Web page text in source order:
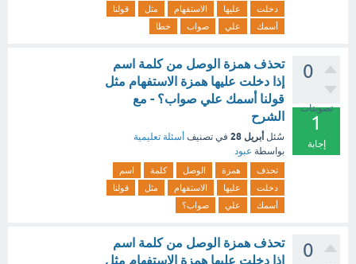
دخلت عليها الاستفهام مثل
قولنا
أسمك
علي صواب خطا
0
تصويتات
1
إجابة
تحذف همزة الوصل من كلمة اسم
إذا دخلت عليها همزة الاستفهام مثل
قولنا أسمك علي صواب؟ - مع
الشرح
سُئل أبريل 28 في تصنيف أسئلة تعليمية
بواسطة عبود
تحذف همزة الوصل كلمة
اسم
دخلت
عليها الاستفهام مثل
قولنا
أسمك
علي صواب؟
0
تحذف همزة الوصل من كلمة اسم
إذا دخلت عليها همزة الاستفهام مثل